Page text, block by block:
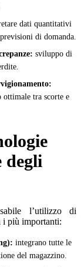
dati quantitativi
di domanda.
sviluppo di
ottimale tra scorte e
degli
l’utilizzo di
i più importanti:
integrano tutte le
del magazzino.